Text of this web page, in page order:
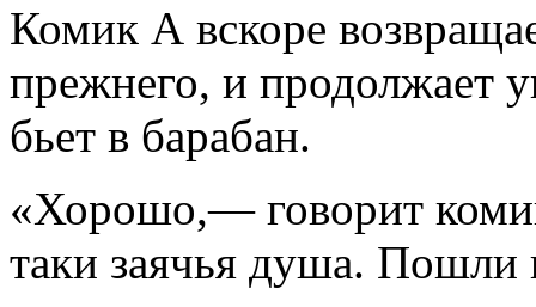
Комик А вскоре
прежнего, и продолжает
бьет в барабан.
«Хорошо,— говорит
таки заячья душа. Пошли